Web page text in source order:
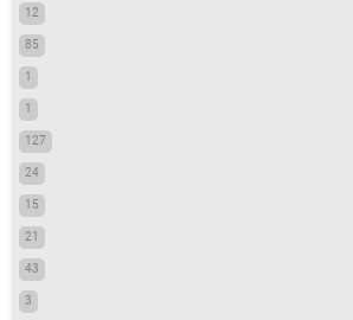
12
85
1
1
127
24
15
21
43
3